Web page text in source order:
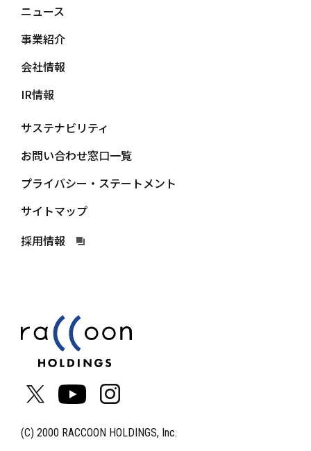
(C) 2000 RACCOON HOLDINGS, Inc.
ニュース
事業紹介
会社情報
IR情報
サステナビリティ
お問い合わせ窓口一覧
プライバシー・ステートメント
サイトマップ
採用情報